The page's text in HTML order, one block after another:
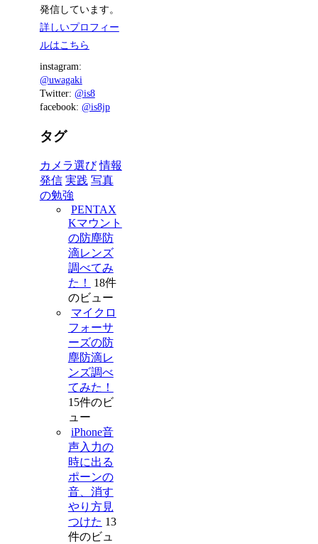
発信しています。
詳しいプロフィー
ルはこちら
instagram:
@uwagaki
Twitter: @is8
facebook: @is8jp
タグ
カメラ選び 情報
発信 実践 写真
の勉強
PENTAX
Kマウント
の防塵防
滴レンズ
調べてみ
た！
18件
のビュー
マイクロ
フォーサ
ーズの防
塵防滴レ
ンズ調べ
てみた！
15件のビ
ュー
iPhone音
声入力の
時に出る
ポーンの
音、消す
やり方見
つけた 13
件のビュ